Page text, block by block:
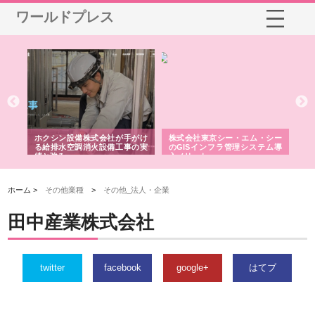
ワールドプレス
ホクシン設備株式会社が手がけ
る給排水空調消火設備工事の実
績と強み
株式会社東京シー・エム・シー
のGISインフラ管理システム導
入メリット
ホーム > その他業種 > その他_法人・企業
田中産業株式会社
twitter facebook google+ はてブ